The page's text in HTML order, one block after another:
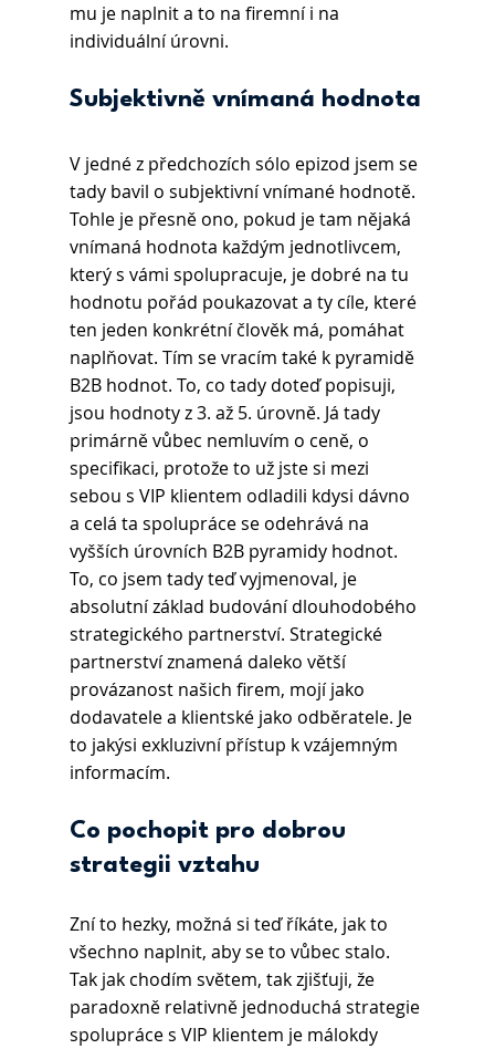
mu je naplnit a to na firemní i na
individuální úrovni.
Subjektivně vnímaná hodnota
V jedné z předchozích sólo epizod jsem se
tady bavil o subjektivní vnímané hodnotě.
Tohle je přesně ono, pokud je tam nějaká
vnímaná hodnota každým jednotlivcem,
který s vámi spolupracuje, je dobré na tu
hodnotu pořád poukazovat a ty cíle, které
ten jeden konkrétní člověk má, pomáhat
naplňovat. Tím se vracím také k pyramidě
B2B hodnot. To, co tady doteď popisuji,
jsou hodnoty z 3. až 5. úrovně. Já tady
primárně vůbec nemluvím o ceně, o
specifikaci, protože to už jste si mezi
sebou s VIP klientem odladili kdysi dávno
a celá ta spolupráce se odehrává na
vyšších úrovních B2B pyramidy hodnot.
To, co jsem tady teď vyjmenoval, je
absolutní základ budování dlouhodobého
strategického partnerství. Strategické
partnerství znamená daleko větší
provázanost našich firem, mojí jako
dodavatele a klientské jako odběratele. Je
to jakýsi exkluzivní přístup k vzájemným
informacím.
Co pochopit pro dobrou
strategii vztahu
Zní to hezky, možná si teď říkáte, jak to
všechno naplnit, aby se to vůbec stalo.
Tak jak chodím světem, tak zjišťuji, že
paradoxně relativně jednoduchá strategie
spolupráce s VIP klientem je málokdy